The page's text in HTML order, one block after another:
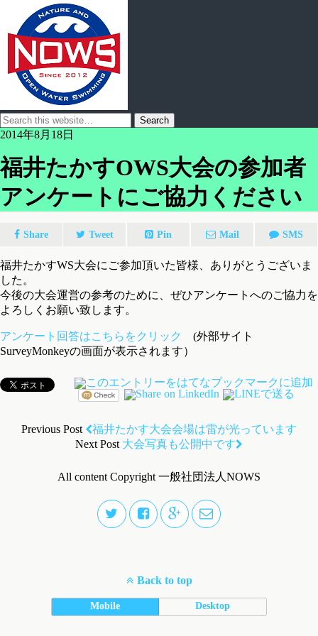
2014年8月18日
福井たかすOWS大会の参加者
アンケートにご協力ください
Share Tweet Pin Mail SMS
福井たかすWS大会にご参加頂いた皆様、ありがとうございま
した。
今後の大会運営の参考のために、ぜひアンケートへのご協力を
よろしくお願い致します。
アンケート回答はこちらをクリック
(外部サイト
SurveyMonkeyの画面が表示されます）
Previous Post
福井たかす大会会場は雷が光っています
Next Post 大会写真も公開中です
All content Copyright 一般社団法人NOWS
Back to top
Mobile Desktop